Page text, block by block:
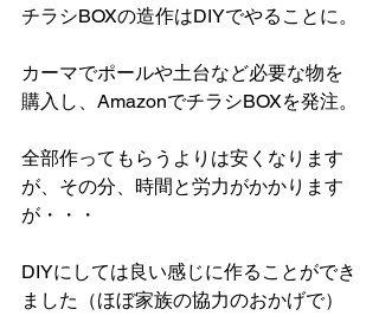
チラシBOXの造作はDIYでやることに。
カーマでポールや土台など必要な物を
購入し、AmazonでチラシBOXを発注。
全部作ってもらうよりは安くなります
が、その分、時間と労力がかかります
が・・・
DIYにしては良い感じに作ることができ
ました（ほぼ家族の協力のおかげで）